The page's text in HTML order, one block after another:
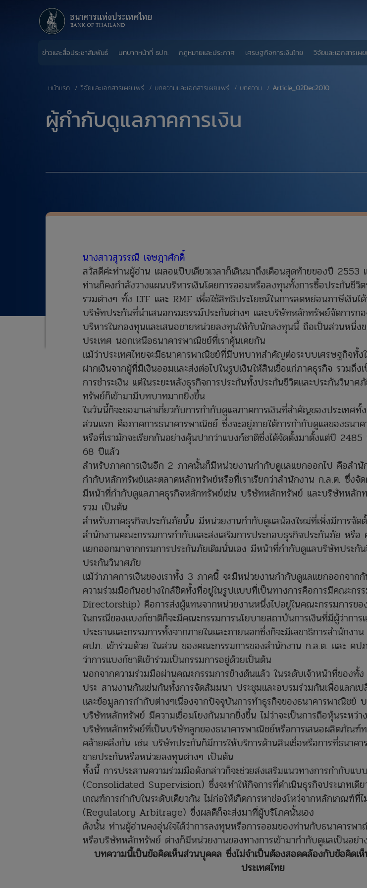
ข่าวและสื่อประชาสัมพันธ์ บทบาทหน้าที่ ธปท. กฎหมายและประกาศ เศรษฐกิจการเงินไทย วิจัยและเอกสารเผ
หน้าแรก วิจัยและเอกสารเผยแพร่ บทความและเอกสารเผยแพร่ บทความ Article_02Dec2010
​ผู้กำกับดูแลภาคการเงิน
นางสาวสุวรรณี เจษฎาศักดิ์
สวัสดีค่ะท่านผู้อ่าน เผลอแป๊บเดียวเวลาก็เดินมาถึงเดือนสุดท้ายของปี 2553
ท่านก็คงกำลังวางแผนบริหารเงินโดยการออมหรือลงทุนทั้งการซื้อประกันชี
รวมต่างๆ ทั้ง LTF และ RMF เพื่อใช้สิทธิประโยชน์ในการลดหย่อนภาษีเงินไ
บริษัทประกันที่นำเสนอกรมธรรม์ประกันต่างๆ และบริษัทหลักทรัพย์จัดการกอ
บริหารในกองทุนและเสนอขายหน่วยลงทุนให้กับนักลงทุนนี้ ถือเป็นส่วนหนึ่ง
ประเทศ นอกเหนือธนาคารพาณิชย์ที่เราคุ้นเคยกัน
แม้ว่าประเทศไทยจะมีธนาคารพาณิชย์ที่มีบทบาทสำคัญต่อระบบเศรษฐกิจทั้ง
ฝากเงินจากผู้ที่มีเงินออมและส่งต่อไปในรูปเงินให้สินเชื่อแก่ภาคธุรกิจ รวมถึง
การชำระเงิน แต่ในระยะหลังธุรกิจการประกันทั้งประกันชีวิตและประกันวินา
ทรัพย์ก็เข้ามามีบทบาทมากยิ่งขึ้น
ในวันนี้ก็จะขอมาเล่าเกี่ยวกับการกำกับดูแลภาคการเงินที่สำคัญของประเทศทั้
ส่วนแรก คือภาคการธนาคารพาณิชย์ ซึ่งจะอยู่ภายใต้การกำกับดูแลของธนาคา
หรือที่เรามักจะเรียกกันอย่างคุ้นปากว่าแบงก์ชาติซึ่งได้จัดตั้งมาตั้งแต่ปี 2485
68 ปีแล้ว
สำหรับภาคการเงินอีก 2 ภาคนั้นก็มีหน่วยงานกำกับดูแลแยกออกไป คือสำนัก
กำกับหลักทรัพย์และตลาดหลักทรัพย์หรือที่เราเรียกว่าสำนักงาน ก.ล.ต. ซึ่งจัด
มีหน้าที่กำกับดูแลภาคธุรกิจหลักทรัพย์เช่น บริษัทหลักทรัพย์ และบริษัทหลักท
รวม เป็นต้น
สำหรับภาคธุรกิจประกันภัยนั้น มีหน่วยงานกำกับดูแลน้องใหม่ที่เพิ่งมีการจัด
สำนักงานคณะกรรมการกำกับและส่งเสริมการประกอบธุรกิจประกันภัย หรือ
แยกออกมาจากกรมการประกันภัยเดิมนั่นเอง มีหน้าที่กำกับดูแลบริษัทประกั
ประกันวินาศภัย
แม้ว่าภาคการเงินของเราทั้ง 3 ภาคนี้ จะมีหน่วยงานกำกับดูแลแยกออกจากกั
ความร่วมมือกันอย่างใกล้ชิดทั้งที่อยู่ในรูปแบบที่เป็นทางการคือการมีคณะกรร
Directorship) คือการส่งผู้แทนจากหน่วยงานหนึ่งไปอยู่ในคณะกรรมการของ
ในกรณีของแบงก์ชาติก็จะมีคณะกรรมการนโยบายสถาบันการเงินที่มีผู้ว่าการ
ประธานและกรรมการทั้งจากภายในและภายนอกซึ่งก็จะมีเลขาธิการสำนักงาน
คปภ. เข้าร่วมด้วย ในส่วน ของคณะกรรมการของสำนักงาน ก.ล.ต. และ คปภ
ว่าการแบงก์ชาติเข้าร่วมเป็นกรรมการอยู่ด้วยเป็นต้น
นอกจากความร่วมมือผ่านคณะกรรมการข้างต้นแล้ว ในระดับเจ้าหน้าที่ของทั้ง
ประ สานงานกันเช่นกันทั้งการจัดสัมมนา ประชุมและอบรมร่วมกันเพื่อแลกเป
และข้อมูลการกำกับต่างๆเนื่องจากปัจจุบันการทำธุรกิจของธนาคารพาณิชย์ บ
บริษัทหลักทรัพย์ มีความเชื่อมโยงกันมากยิ่งขึ้น ไม่ว่าจะเป็นการถือหุ้นระหว่างกั
บริษัทหลักทรัพย์ที่เป็นบริษัทลูกของธนาคารพาณิชย์หรือการเสนอผลิตภัณฑ์ท
คล้ายคลึงกัน เช่น บริษัทประกันก็มีการให้บริการด้านสินเชื่อหรือการที่ธนาค
ขายประกันหรือหน่วยลงทุนต่างๆ เป็นต้น
ทั้งนี้ การประสานความร่วมมือดังกล่าวก็จะช่วยส่งเสริมแนวทางการกำกับแบ
(Consolidated Supervision) ซึ่งจะทำให้กิจการที่ดำเนินธุรกิจประเภทเดียว
เกณฑ์การกำกับในระดับเดียวกัน ไม่ก่อให้เกิดการหาช่องโหว่จากหลักเกณฑ์ที่ไ
(Regulatory Arbitrage) ซึ่งผลดีก็จะส่งมาที่ผู้บริโภคนั้นเอง
ดังนั้น ท่านผู้อ่านคงอุ่นใจได้ว่าการลงทุนหรือการออมของท่านกับธนาคารพา
หรือบริษัทหลักทรัพย์ ต่างก็มีหน่วยงานของทางการเข้ามากำกับดูแลเป็นอย่า
บทความนี้เป็นข้อคิดเห็นส่วนบุคคล ซึ่งไม่จำเป็นต้องสอดคล้องกับข้อคิดเห็
ประเทศไทย